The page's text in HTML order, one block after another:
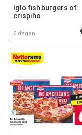
Iglo fish burgers of
crispiño
6 dagen